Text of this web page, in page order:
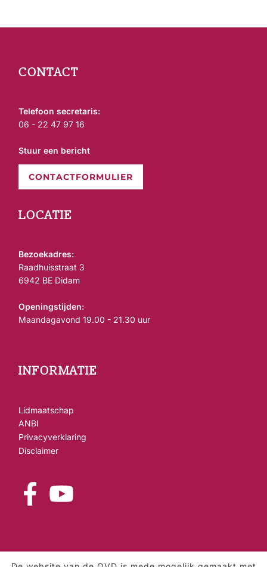
CONTACT
Telefoon secretaris:
06 - 22 47 97 16
Stuur een bericht
CONTACTFORMULIER
LOCATIE
Bezoekadres:
Raadhuisstraat 3
6942 BE Didam
Openingstijden:
Maandagavond 19.00 - 21.30 uur
INFORMATIE
Lidmaatschap
ANBI
Privacyverklaring
Disclaimer